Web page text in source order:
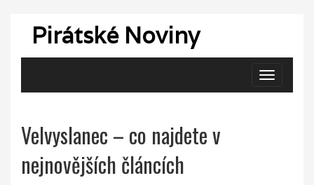
Pirátské Noviny
Zobrazit
navigaci
Velvyslanec – co najdete v
nejnovějších článcích